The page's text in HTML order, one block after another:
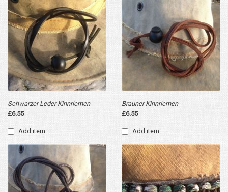
Schwarzer Leder Kinnriemen
£6.55
Add item
Brauner Kinnriemen
£6.55
Add item